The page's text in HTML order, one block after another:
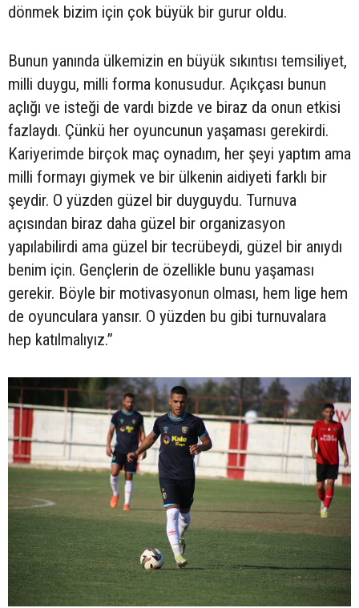
dönmek bizim için çok büyük bir gurur oldu.
Bunun yanında ülkemizin en büyük sıkıntısı temsiliyet,
milli duygu, milli forma konusudur. Açıkçası bunun
açlığı ve isteği de vardı bizde ve biraz da onun etkisi
fazlaydı. Çünkü her oyuncunun yaşaması gerekirdi.
Kariyerimde birçok maç oynadım, her şeyi yaptım ama
milli formayı giymek ve bir ülkenin aidiyeti farklı bir
şeydir. O yüzden güzel bir duyguydu. Turnuva
açısından biraz daha güzel bir organizasyon
yapılabilirdi ama güzel bir tecrübeydi, güzel bir anıydı
benim için. Gençlerin de özellikle bunu yaşaması
gerekir. Böyle bir motivasyonun olması, hem lige hem
de oyunculara yansır. O yüzden bu gibi turnuvalara
hep katılmalıyız.”